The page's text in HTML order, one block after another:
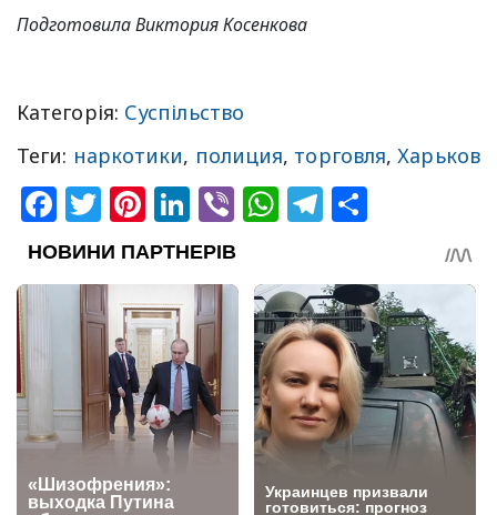
Подготовила Виктория Косенкова
Категорія: Суспільство
Теги: наркотики, полиция, торговля,Харьков
Facebook
Twitter
Pinterest
LinkedIn
ViberWhatsApp
Telegram